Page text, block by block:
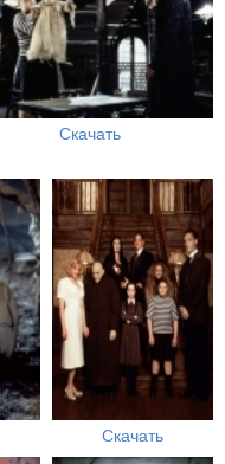
Скачать
Скачать